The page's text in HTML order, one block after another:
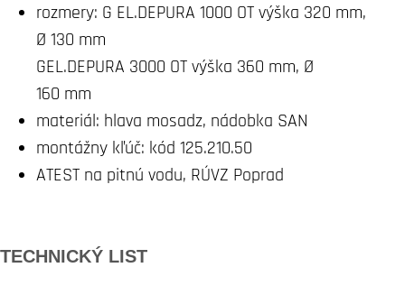
rozmery: G EL.DEPURA 1000 OT výška 320 mm,
Ø 130 mm
GEL.DEPURA 3000 OT výška 360 mm, Ø
160 mm
materiál: hlava mosadz, nádobka SAN
montážny kľúč: kód 125.210.50
ATEST na pitnú vodu, RÚVZ Poprad
TECHNICKÝ LIST